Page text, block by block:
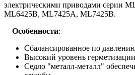
электрическими приводами серии
ML6425B, ML7425A, ML7425B.
Особенности:
Сбалансированное по
Высокий уровень
Седло "металл-металл"